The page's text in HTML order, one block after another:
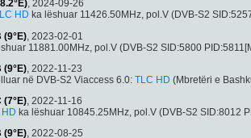
, 2024-09-26
HD ka lëshuar 11426.50MHz, pol.V (DVB-S2
(9°E) , 2023-02-01
11881.00MHz, pol.V (DVB-S2 SID:5800
(9°E), 2022-11-23
në DVB-S2 Viaccess 6.0: TLC HD (Mbretëri e
(7°E), 2022-11-16
ka lëshuar 10845.25MHz, pol.V (DVB-S2 SID:8012
(9°E), 2022-08-25